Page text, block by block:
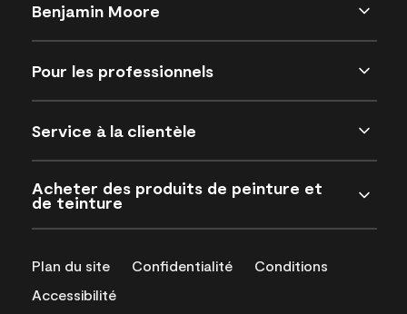
Benjamin Moore
Pour les professionnels
Service à la clientèle
Acheter des produits de peinture et
de teinture
Plan du site Confidentialité
Conditions
Accessibilité